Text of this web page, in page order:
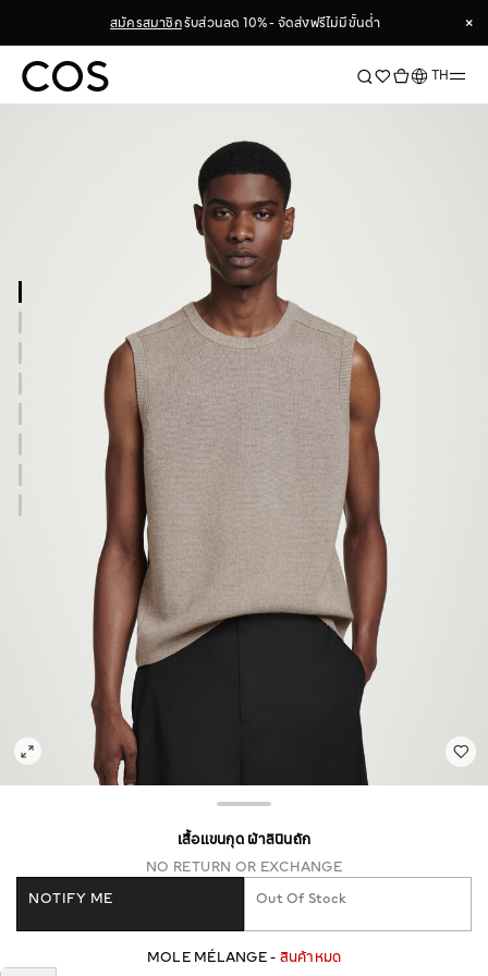
สมัครสมาชิกรับส่วนลด 10% - จัดส่งฟรีไม่มีขั้นต่ำ
×
×
ภาษาTH
เสื้อแขนกุด ผ้าลินินถัก
NO RETURN OR EXCHANGE
Out Of Stock
NOTIFY ME
MOLE MÉLANGE - สินค้าหมด